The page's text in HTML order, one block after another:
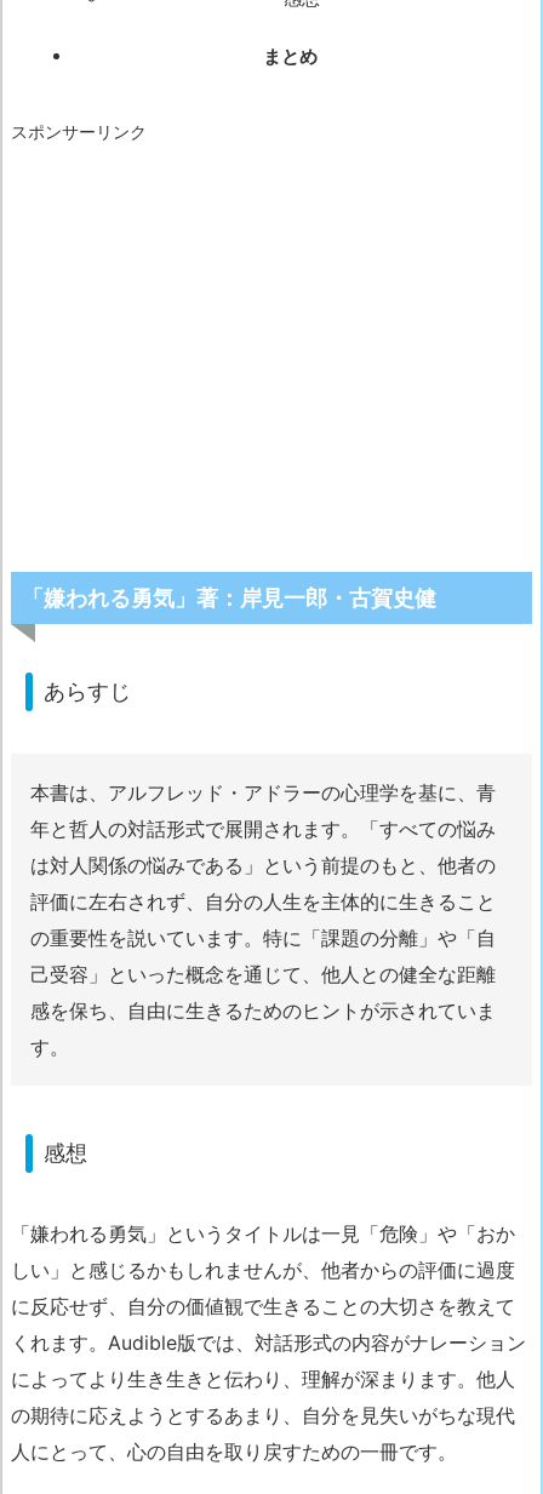
まとめ
スポンサーリンク
「嫌われる勇気」著：岸見一郎・古賀史健
あらすじ
本書は、アルフレッド・アドラーの心理学を基に、青
年と哲人の対話形式で展開されます。「すべての悩み
は対人関係の悩みである」という前提のもと、他者の
評価に左右されず、自分の人生を主体的に生きること
の重要性を説いています。特に「課題の分離」や「自
己受容」といった概念を通じて、他人との健全な距離
感を保ち、自由に生きるためのヒントが示されていま
す。
感想
「嫌われる勇気」というタイトルは一見「危険」や「おか
しい」と感じるかもしれませんが、他者からの評価に過度
に反応せず、自分の価値観で生きることの大切さを教えて
くれます。Audible版では、対話形式の内容がナレーション
によってより生き生きと伝わり、理解が深まります。他人
の期待に応えようとするあまり、自分を見失いがちな現代
人にとって、心の自由を取り戻すための一冊です。